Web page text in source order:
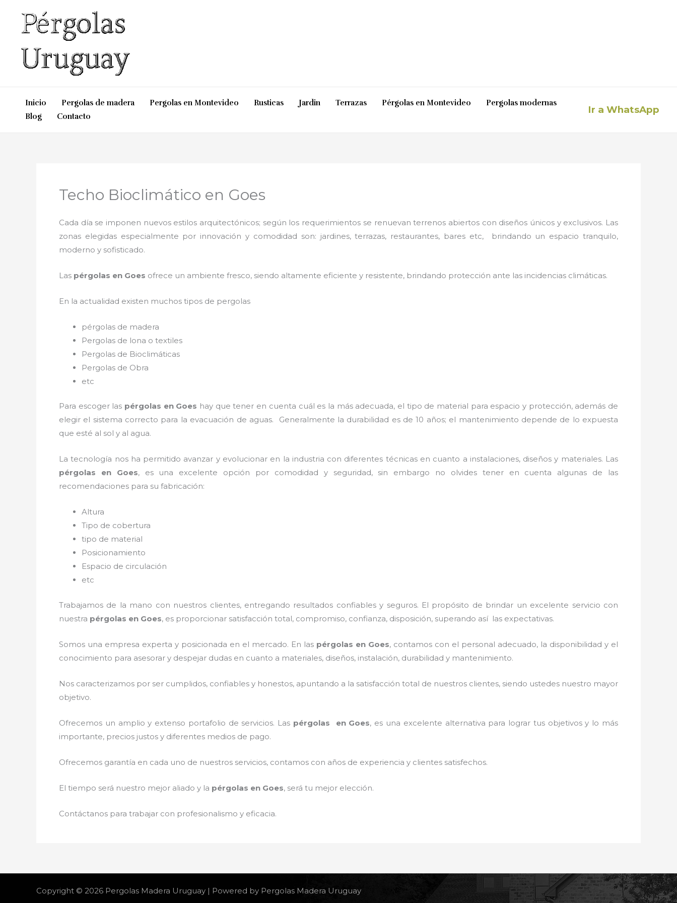
contenido
Inicio Pergolas de madera Pergolas en Montevideo Rusticas Jardin Terrazas Pérgolas en Montevideo
Pergolas modernas
Blog
Contacto
Ir a WhatsApp
Techo Bioclimático en Goes
Cada día se imponen nuevos estilos arquitectónicos; según los requerimientos se renuevan terrenos abiertos con diseños únicos y exclusivos. Las
zonas elegidas especialmente por innovación y comodidad son: jardines, terrazas, restaurantes, bares etc, brindando un espacio tranquilo,
moderno y sofisticado.
Las pérgolas en Goes ofrece un ambiente fresco, siendo altamente eficiente y resistente, brindando protección ante las incidencias climáticas.
En la actualidad existen muchos tipos de pergolas
pérgolas de madera
Pergolas de lona o textiles
Pergolas de Bioclimáticas
Pergolas de Obra
etc
Para escoger las pérgolas en Goes hay que tener en cuenta cuál es la más adecuada, el tipo de material para espacio y protección, además de
elegir el sistema correcto para la evacuación de aguas. Generalmente la durabilidad es de 10 años; el mantenimiento depende de lo expuesta
que esté al sol y al agua.
La tecnología nos ha permitido avanzar y evolucionar en la industria con diferentes técnicas en cuanto a instalaciones, diseños y materiales. Las
pérgolas en Goes, es una excelente opción por comodidad y seguridad, sin embargo no olvides tener en cuenta algunas de las
recomendaciones para su fabricación:
Altura
Tipo de cobertura
tipo de material
Posicionamiento
Espacio de circulación
etc
Trabajamos de la mano con nuestros clientes, entregando resultados confiables y seguros. El propósito de brindar un excelente servicio con
nuestra pérgolas en Goes, es proporcionar satisfacción total, compromiso, confianza, disposición, superando así las expectativas.
Somos una empresa experta y posicionada en el mercado. En las pérgolas en Goes, contamos con el personal adecuado, la disponibilidad y el
conocimiento para asesorar y despejar dudas en cuanto a materiales, diseños, instalación, durabilidad y mantenimiento.
Nos caracterizamos por ser cumplidos, confiables y honestos, apuntando a la satisfacción total de nuestros clientes, siendo ustedes nuestro mayor
objetivo.
Ofrecemos un amplio y extenso portafolio de servicios. Las pérgolas en Goes, es una excelente alternativa para lograr tus objetivos y lo más
importante, precios justos y diferentes medios de pago.
Ofrecemos garantía en cada uno de nuestros servicios, contamos con años de experiencia y clientes satisfechos.
El tiempo será nuestro mejor aliado y la pérgolas en Goes, será tu mejor elección.
Contáctanos para trabajar con profesionalismo y eficacia.
Copyright © 2026 Pergolas Madera Uruguay | Powered by Pergolas Madera Uruguay